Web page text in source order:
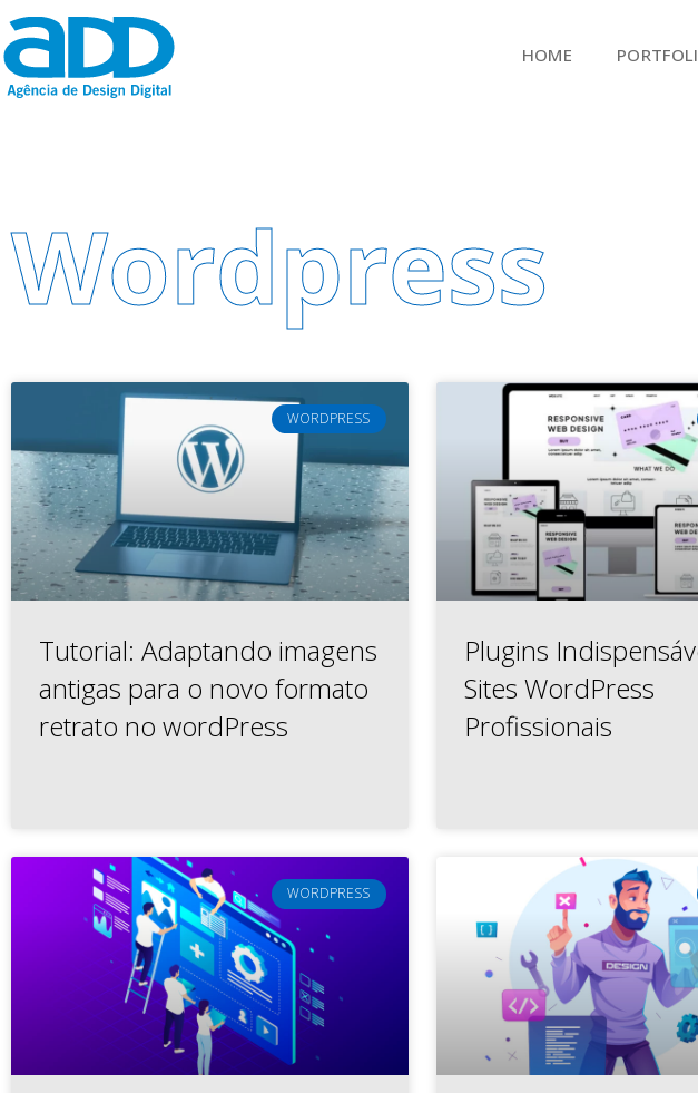
HOME
Wordpress
WORDPRESS
Tutorial: Adaptando imagens
antigas para o novo formato
retrato no wordPress
Plugins
Sites WordPress
Profissionais
WORDPRESS